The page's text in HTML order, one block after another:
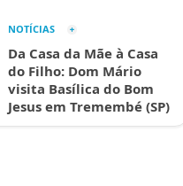
NOTÍCIAS
Da Casa da Mãe à Casa
do Filho: Dom Mário
visita Basílica do Bom
Jesus em Tremembé (SP)